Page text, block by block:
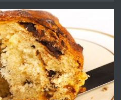
под наем
преди 2 дни